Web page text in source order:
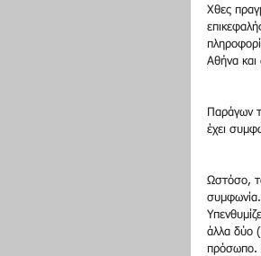
Χθες
Αθήνα και
Παράγων
έχει
Ωστόσο,
συμφωνία.
άλλα δύο
πρόσωπο.